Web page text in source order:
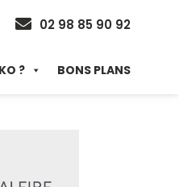
02 98 85 90 92
? BONS PLANS